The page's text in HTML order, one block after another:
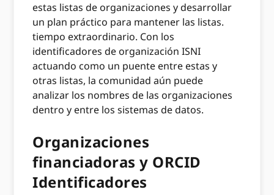
estas listas de organizaciones y desarrollar
un plan práctico para mantener las listas.
tiempo extraordinario. Con los
identificadores de organización ISNI
actuando como un puente entre estas y
otras listas, la comunidad aún puede
analizar los nombres de las organizaciones
dentro y entre los sistemas de datos.
Organizaciones
financiadoras y ORCID
Identificadores